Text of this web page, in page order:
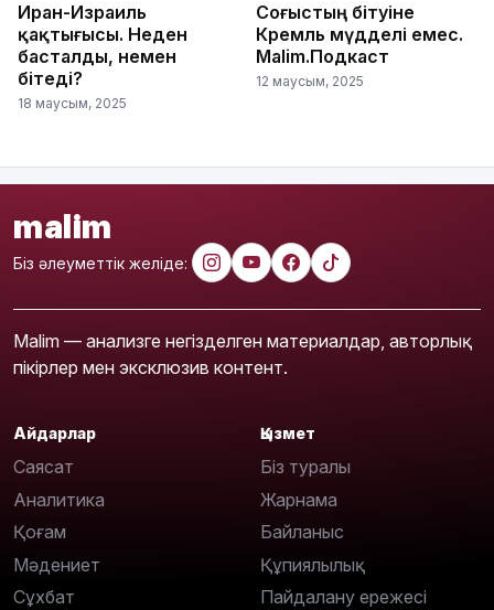
Иран-Израиль
қақтығысы. Неден
басталды, немен
бітеді?
18 маусым, 2025
Соғыстың бітуіне
Кремль мүдделі емес.
Malim.Подкаст
12 маусым, 2025
malim
Біз әлеуметтік желіде:
Malim — анализге негізделген материалдар, авторлық
пікірлер мен эксклюзив контент.
Айдарлар
Саясат
Аналитика
Қоғам
Мәдениет
Сұхбат
Қызмет
Біз туралы
Жарнама
Байланыс
Құпиялылық
Пайдалану ережесі